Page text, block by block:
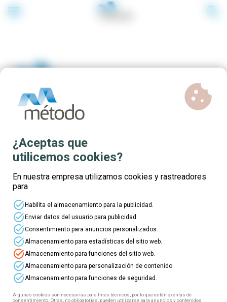
menu search
Cursos gratuitos sobre
ventas
¿Aceptas que
utilicemos cookies?
cookie
En nuestra empresa utilizamos cookies y rastreadores
para
task_altHabilita el almacenamiento para la publicidad.
task_altEnviar datos del usuario para publicidad.
task_altConsentimiento para anuncios personalizados.
task_alt Almacenamiento para estadísticas del sitio web.
task_alt Almacenamiento para funciones del sitio web.
task_alt Almacenamiento para personalización de contenido.
task_alt Almacenamiento para funciones de seguridad.
Algunas cookies son necesarias para fines técnicos, por lo que están exentas de
consentimiento. Otras, no obligatorias, pueden utilizarse para anuncios y contenidos